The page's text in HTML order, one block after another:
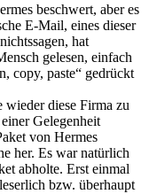
beschwert, aber es
E-Mail, eines dieser
hat
gelesen, einfach
copy, paste“ gedrückt
wieder diese Firma zu
Gelegenheit
von Hermes
her. Es war natürlich
abholte. Erst einmal
bzw. überhaupt